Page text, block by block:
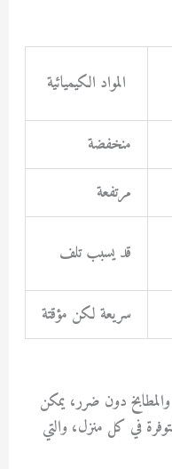
المواد الكيميائية
منخفضة
مرتفعة
قد يسبب تلف
سريعة لكن مؤقتة
دون ضرر، يمكن
في كل منزل، والتي